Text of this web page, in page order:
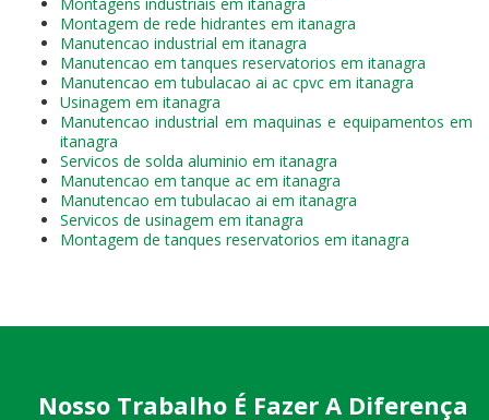
Montagem de rede hidrantes em itanagra
Manutencao industrial em itanagra
Manutencao em tanques reservatorios em itanagra
Manutencao em tubulacao ai ac cpvc em itanagra
Usinagem em itanagra
Manutencao industrial em maquinas e equipamentos em
itanagra
Servicos de solda aluminio em itanagra
Manutencao em tanque ac em itanagra
Manutencao em tubulacao ai em itanagra
Servicos de usinagem em itanagra
Montagem de tanques reservatorios em itanagra
Nosso Trabalho É Fazer A Diferença